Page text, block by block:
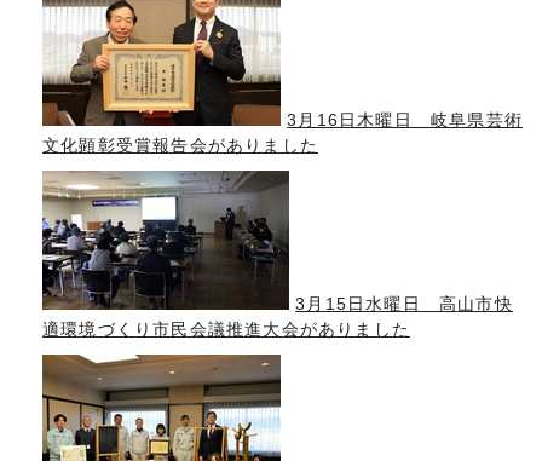
3月16日木曜日 岐阜県芸術
文化顕彰受賞報告会がありました
3月15日水曜日 高山市快
適環境づくり市民会議推進大会がありました